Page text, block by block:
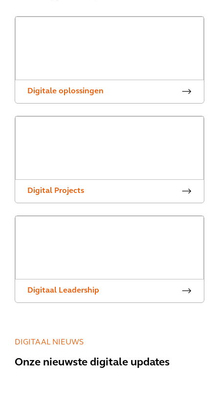
Digitale oplossingen
Digital Projects
Digitaal Leadership
DIGITAAL NIEUWS
Onze nieuwste digitale updates